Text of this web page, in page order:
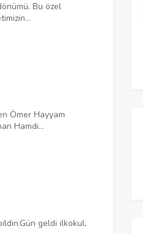
Bu özel
Ömer Hayyam
Hamdi...
geldi ilkokul,